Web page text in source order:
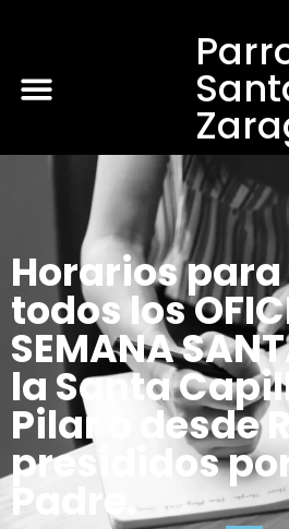
Horarios
todos los
SEMANA
la Santa
Pilar o desde
presididos
Padre.